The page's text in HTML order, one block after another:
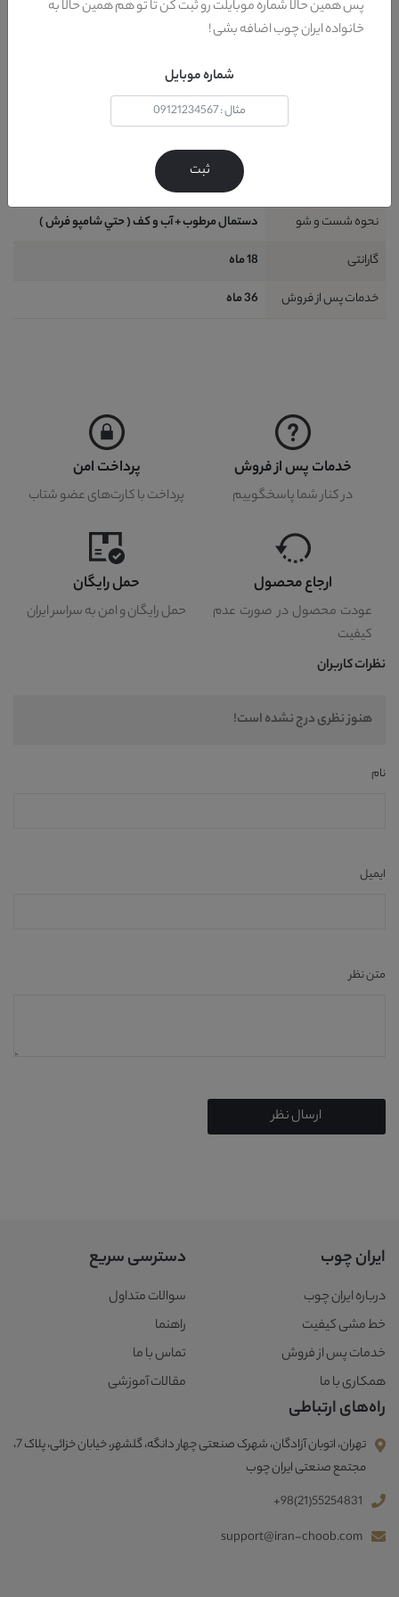
کشور تولید کننده پایه
ايران
کلاسيک
نحوه شست و شو
دستمال مرطوب + آب و کف ( حتي شامپو فرش )
گارانتی
18 ماه
خدمات پس از فروش
36 ماه
خدمات پس از فروش
در کنار شما پاسخگوییم
پرداخت امن
پرداخت با کارت‌های عضو شتاب
ارجاع محصول
عودت محصول در صورت عدم
کیفیت
حمل رایگان
حمل رایگان و امن به سراسر ایران
نظرات کاربران
هنوز نظری درج نشده است!
نام
ایمیل
متن نظر
ارسال نظر
ایران چوب
درباره ایران چوب
خط مشی کیفیت
خدمات پس از فروش
همکاری با ما
دسترسی سریع
سوالات متداول
راهنما
تماس با ما
مقالات آموزشی
راه‌های ارتباطی
تهران، اتوبان آزادگان، شهرک صنعتی چهار دانگه، گلشهر، خیابان خزائی، پلاک 7،
مجتمع صنعتی ایران چوب
+98(21)55254831
support@iran-choob.com
پس همین حالا شماره موبایلت رو ثبت کن تا تو هم همین حالا به
خانواده ایران چوب اضافه بشی !
شماره موبایل
ثبت